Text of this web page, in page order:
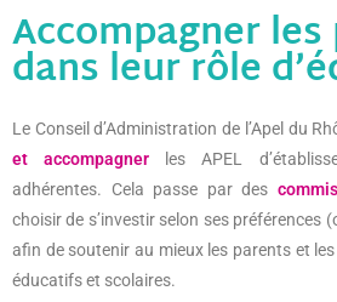
Accompagner
dans leur rôle
Le Conseil d’Administration de l’Apel du
et accompagner les APEL
adhérentes. Cela passe par des
choisir de s’investir selon ses préférences
afin de soutenir au mieux les parents et
éducatifs et scolaires.